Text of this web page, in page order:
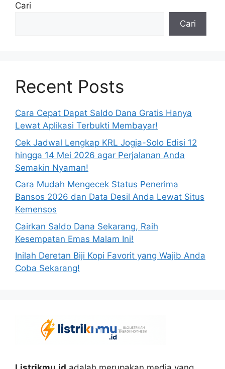
Cari
Cari
Recent Posts
Cara Cepat Dapat Saldo Dana Gratis Hanya
Lewat Aplikasi Terbukti Membayar!
Cek Jadwal Lengkap KRL Jogja-Solo Edisi 12
hingga 14 Mei 2026 agar Perjalanan Anda
Semakin Nyaman!
Cara Mudah Mengecek Status Penerima
Bansos 2026 dan Data Desil Anda Lewat Situs
Kemensos
Cairkan Saldo Dana Sekarang, Raih
Kesempatan Emas Malam Ini!
Inilah Deretan Biji Kopi Favorit yang Wajib Anda
Coba Sekarang!